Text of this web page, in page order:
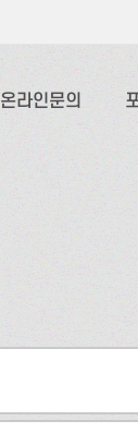
온라인문의